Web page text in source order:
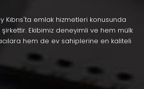
Kıbrıs'ta emlak hizmetleri konusunda
şirkettir. Ekibimiz deneyimli ve hem mülk
hem de ev sahiplerine en kaliteli